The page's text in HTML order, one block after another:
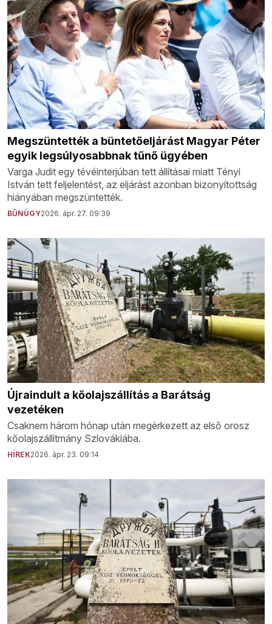
Megszüntették a büntetőeljárást Magyar Péter
egyik legsúlyosabbnak tűnő ügyében
Varga Judit egy tévéinterjúban tett állításai miatt Tényi
István tett feljelentést, az eljárást azonban bizonyítottság
hiányában megszüntették.
BŰNÜGY2026. ápr. 27. 09:39
Újraindult a kőolajszállítás a Barátság
vezetéken
Csaknem három hónap után megérkezett az első orosz
kőolajszállítmány Szlovákiába.
HÍREK2026. ápr. 23. 09:14